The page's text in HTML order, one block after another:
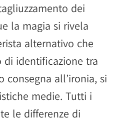
dei
la magia si rivela
alternativo che
di identificazione tra
consegna all’ironia, si
medie. Tutti i
le differenze di